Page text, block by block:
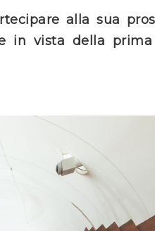
alla sua
in vista della prima